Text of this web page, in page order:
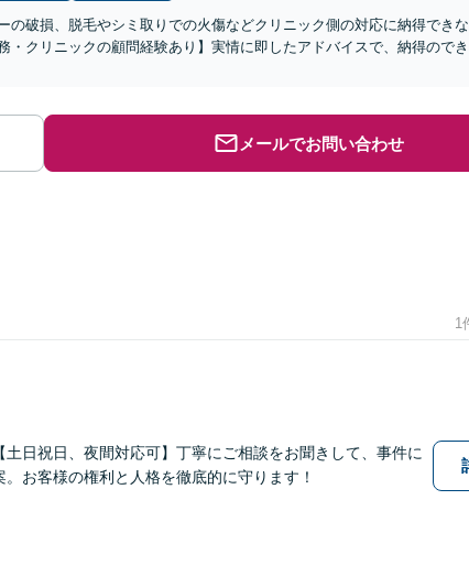
の破損、脱毛やシミ取りでの火傷などクリニック側の対応に納得でき
・クリニックの顧問経験あり】実情に即したアドバイスで、納得ので
メールでお問い合わせ
1
土日祝日、夜間対応可】丁寧にご相談をお聞きして、事件に
お客様の権利と人格を徹底的に守ります！